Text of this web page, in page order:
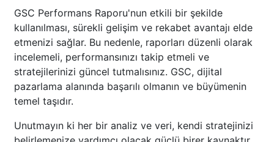
GSC Performans Raporu'nun etkili bir şekilde
kullanılması, sürekli gelişim ve rekabet avantajı elde
etmenizi sağlar. Bu nedenle, raporları düzenli olarak
incelemeli, performansınızı takip etmeli ve
stratejilerinizi güncel tutmalısınız. GSC, dijital
pazarlama alanında başarılı olmanın ve büyümenin
temel taşıdır.
Unutmayın ki her bir analiz ve veri, kendi stratejinizi